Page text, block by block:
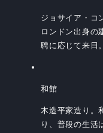
ジョサイア・コ
ロンドン出身の
聘に応じて来日
和館
木造平家造り。
り、普段の生活